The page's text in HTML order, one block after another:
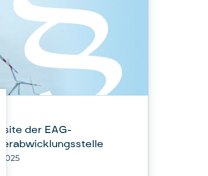
der EAG-